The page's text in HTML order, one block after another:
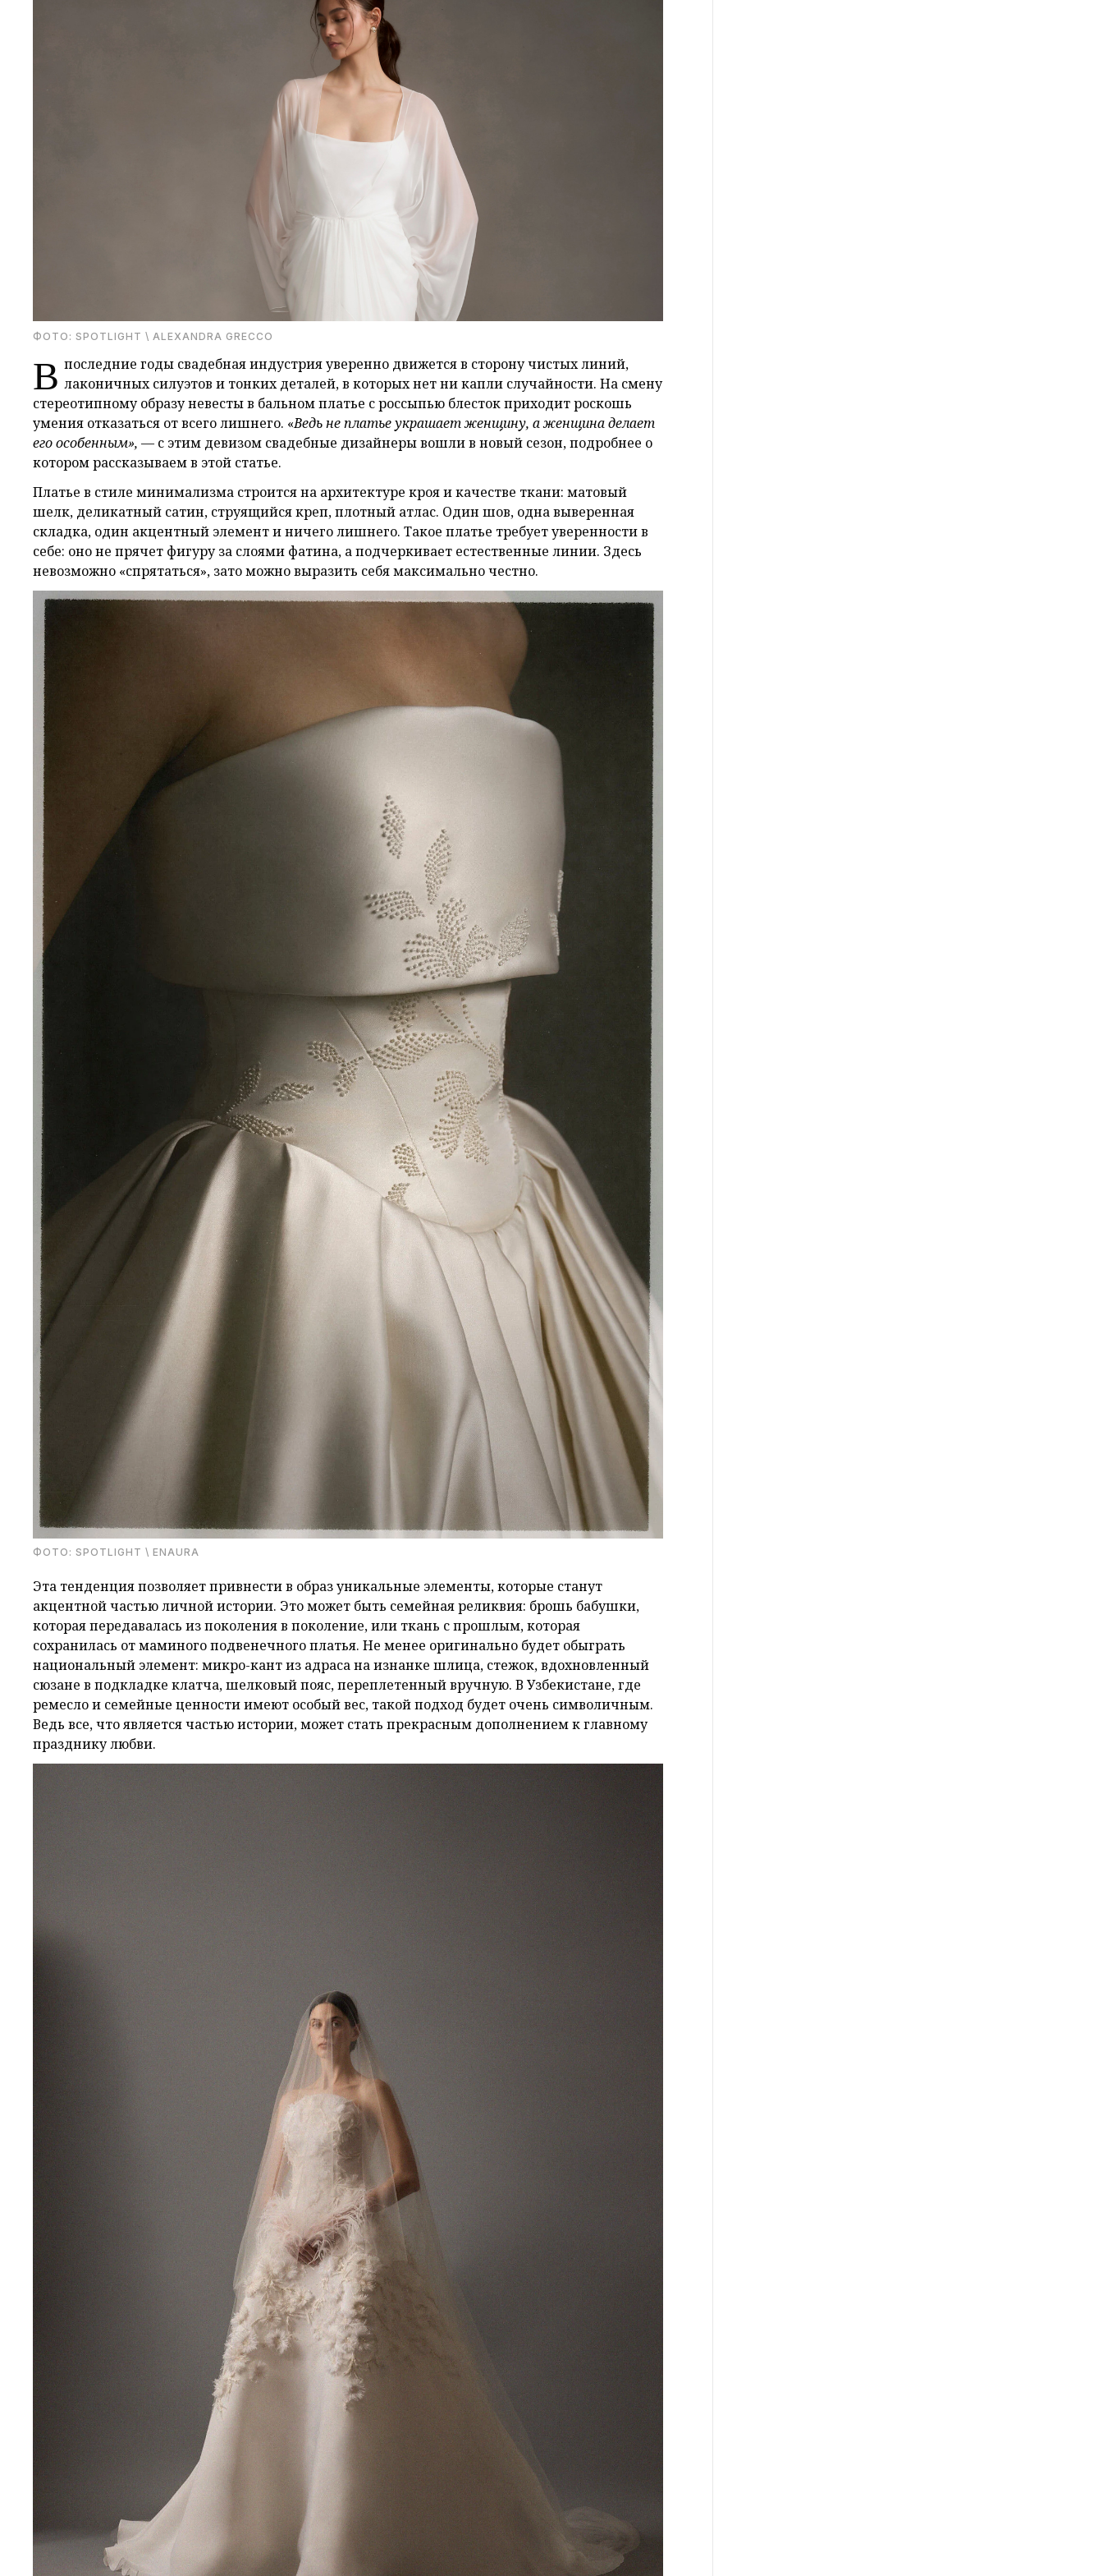
ФОТО: SPOTLIGHT \ ALEXANDRA GRECCO
В последние годы свадебная индустрия уверенно движется в сторону чистых линий,
лаконичных силуэтов и тонких деталей, в которых нет ни капли случайности. На смену
стереотипному образу невесты в бальном платье с россыпью блесток приходит роскошь
умения отказаться от всего лишнего. «Ведь не платье украшает женщину, а женщина делает
его особенным», — с этим девизом свадебные дизайнеры вошли в новый сезон, подробнее о
котором рассказываем в этой статье.
Платье в стиле минимализма строится на архитектуре кроя и качестве ткани: матовый
шелк, деликатный сатин, струящийся креп, плотный атлас. Один шов, одна выверенная
складка, один акцентный элемент и ничего лишнего. Такое платье требует уверенности в
себе: оно не прячет фигуру за слоями фатина, а подчеркивает естественные линии. Здесь
невозможно «спрятаться», зато можно выразить себя максимально честно.
ФОТО: SPOTLIGHT \ ENAURA
Эта тенденция позволяет привнести в образ уникальные элементы, которые станут
акцентной частью личной истории. Это может быть семейная реликвия: брошь бабушки,
которая передавалась из поколения в поколение, или ткань с прошлым, которая
сохранилась от маминого подвенечного платья. Не менее оригинально будет обыграть
национальный элемент: микро-кант из адраса на изнанке шлица, стежок, вдохновленный
сюзане в подкладке клатча, шелковый пояс, переплетенный вручную. В Узбекистане, где
ремесло и семейные ценности имеют особый вес, такой подход будет очень символичным.
Ведь все, что является частью истории, может стать прекрасным дополнением к главному
празднику любви.